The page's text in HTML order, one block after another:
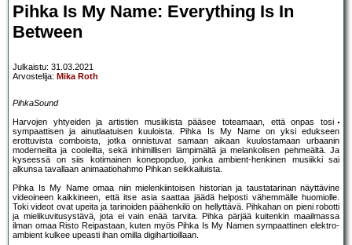
Pihka Is My Name: Everything Is In
Between
Julkaistu: 31.03.2021
Arvostelija: Mika Roth
PihkaSound
Harvojen yhtyeiden ja artistien musiikista pääsee toteamaan, että onpas tosi
sympaattisen ja ainutlaatuisen kuuloista. Pihka Is My Name on yksi edukseen
erottuvista comboista, jotka onnistuvat samaan aikaan kuulostamaan urbaanin
moderneilta ja cooleilta, sekä inhimillisen lämpimältä ja melankolisen pehmeältä. Ja
kyseessä on siis kotimainen konepopduo, jonka ambient-henkinen musiikki sai
alkunsa tavallaan animaatiohahmo Pihkan seikkailuista.
Pihka Is My Name omaa niin mielenkiintoisen historian ja taustatarinan näyttävine
videoineen kaikkineen, että itse asia saattaa jäädä helposti vähemmälle huomiolle.
Toki videot ovat upeita ja tarinoiden päähenkilö on hellyttävä. Pihkahan on pieni robotti
ja mielikuvitusystävä, jota ei vain enää tarvita. Pihka pärjää kuitenkin maailmassa
ilman omaa Risto Reipastaan, kuten myös Pihka Is My Namen sympaattinen elektro-
ambient kulkee upeasti ihan omilla digihartioillaan.